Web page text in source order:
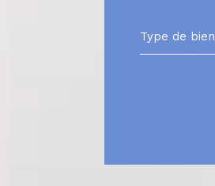
Type de bien